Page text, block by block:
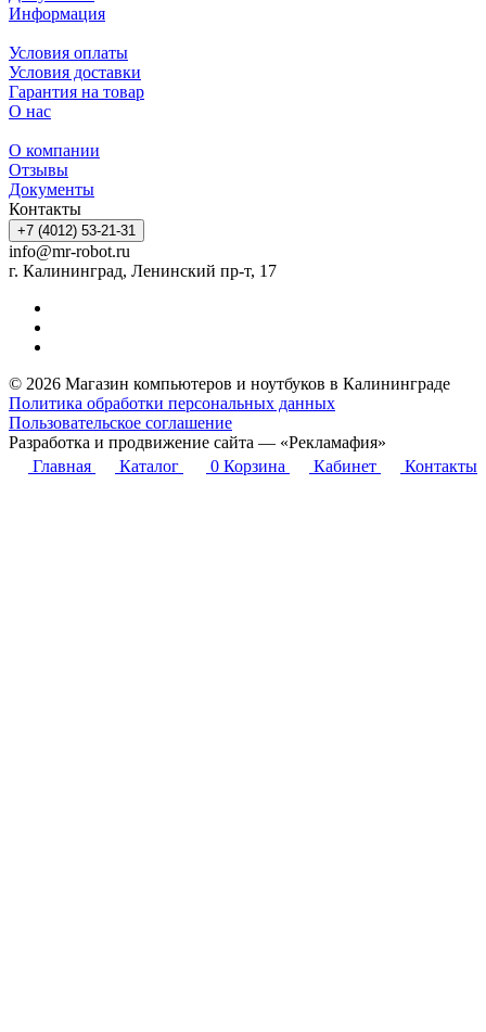
Информация
Условия оплаты
Условия доставки
Гарантия на товар
О нас
О компании
Отзывы
Документы
Контакты
+7 (4012) 53-21-31
info@mr-robot.ru
г. Калининград, Ленинский пр-т, 17
© 2026 Магазин компьютеров и ноутбуков в Калининграде
Политика обработки персональных данных
Пользовательское соглашение
Разработка и продвижение сайта — «Рекламафия»
Главная
Каталог 0 Корзина Кабинет Контакты